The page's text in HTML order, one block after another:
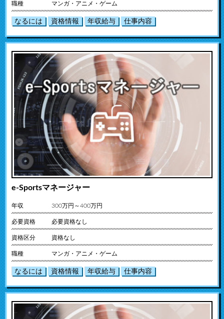
職種 マンガ・アニメ・ゲーム
なるには 資格情報 年収給与 仕事内容
e-Sportsマネージャー
年収 300万円～400万円
必要資格 必要資格なし
資格区分 資格なし
職種 マンガ・アニメ・ゲーム
なるには 資格情報 年収給与 仕事内容